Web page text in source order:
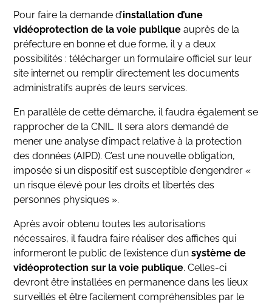
Pour faire la demande d’installation d’une
vidéoprotection de la voie publique auprès de la
préfecture en bonne et due forme, il y a deux
possibilités : télécharger un formulaire officiel sur leur
site internet ou remplir directement les documents
administratifs auprès de leurs services.
En parallèle de cette démarche, il faudra également se
rapprocher de la CNIL. Il sera alors demandé de
mener une analyse d’impact relative à la protection
des données (AIPD). C’est une nouvelle obligation,
imposée si un dispositif est susceptible d’engendrer «
un risque élevé pour les droits et libertés des
personnes physiques ».
Après avoir obtenu toutes les autorisations
nécessaires, il faudra faire réaliser des affiches qui
informeront le public de l’existence d’unsystème de
vidéoprotection sur la voie publique. Celles-ci
devront être installées en permanence dans les lieux
surveillés et être facilement compréhensibles par le